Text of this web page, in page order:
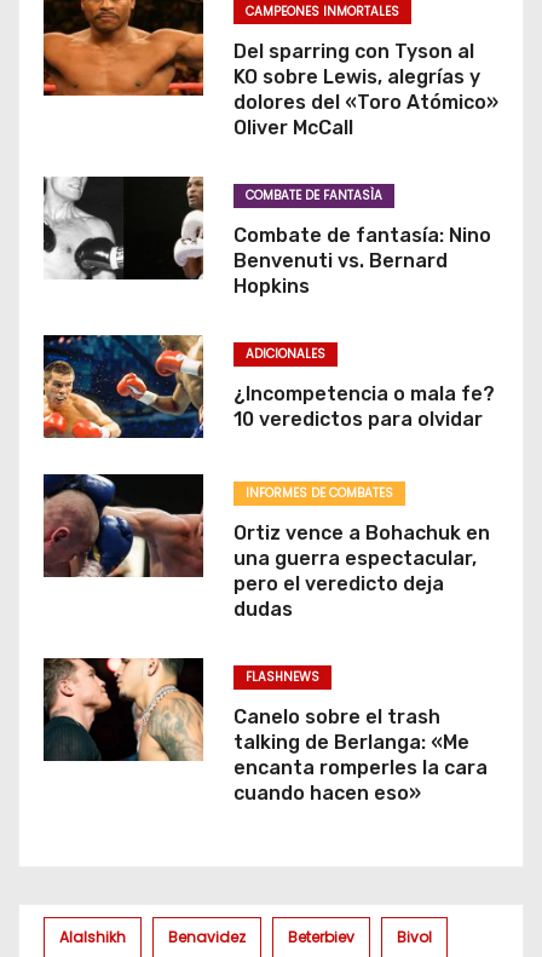
CAMPEONES INMORTALES
Del sparring con Tyson al
KO sobre Lewis, alegrías y
dolores del «Toro Atómico»
Oliver McCall
COMBATE DE FANTASÌA
Combate de fantasía: Nino
Benvenuti vs. Bernard
Hopkins
ADICIONALES
¿Incompetencia o mala fe?
10 veredictos para olvidar
INFORMES DE COMBATES
Ortiz vence a Bohachuk en
una guerra espectacular,
pero el veredicto deja
dudas
FLASHNEWS
Canelo sobre el trash
talking de Berlanga: «Me
encanta romperles la cara
cuando hacen eso»
Alalshikh Benavidez Beterbiev Bivol